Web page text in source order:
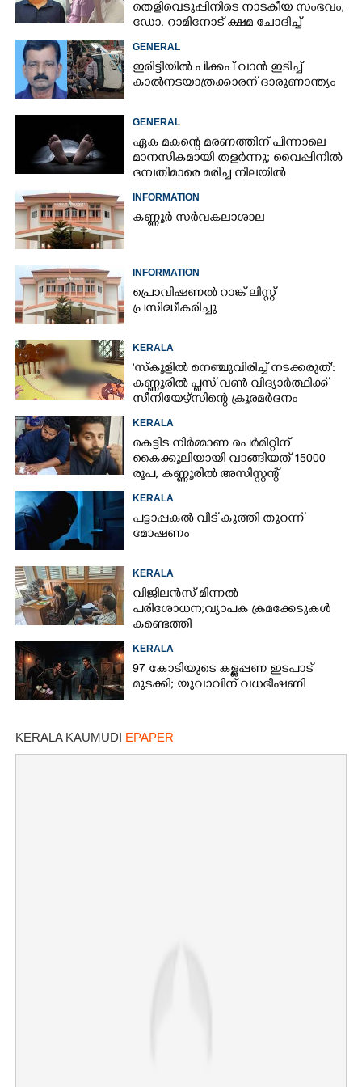
തെളിവെടുപ്പിനിടെ നാടകീയ സംഭവം,
ഡോ. റാമിനോട് ക്ഷമ ചോദിച്ച്
വിദ്യാർത്ഥികൾ
GENERAL
ഇരിട്ടിയിൽ പിക്കപ് വാൻ ഇടിച്ച്
കാൽനടയാത്രക്കാരന് ദാരുണാന്ത്യം
GENERAL
ഏക മകന്റെ മരണത്തിന് പിന്നാലെ
മാനസികമായി തളർന്നു; വൈപ്പിനിൽ
ദമ്പതിമാരെ മരിച്ച നിലയിൽ
കണ്ടെത്തി
INFORMATION
കണ്ണൂർ സർവകലാശാല
INFORMATION
പ്രൊവിഷണൽ റാങ്ക് ലിസ്റ്റ്
പ്രസിദ്ധീകരിച്ചു
KERALA
'സ്കൂളിൽ നെഞ്ചുവിരിച്ച് നടക്കരുത്':
കണ്ണൂരിൽ പ്ലസ് വൺ വിദ്യാർത്ഥിക്ക്
സീനിയേഴ്സിന്റെ ക്രൂരമർദനം
KERALA
കെട്ടിട നിർമ്മാണ പെർമിറ്റിന്
കൈക്കൂലിയായി വാങ്ങിയത് 15000
രൂപ,​ കണ്ണൂരിൽ അസിസ്റ്റന്റ്
എൻജിനീയർ പിടിയിൽ
KERALA
പട്ടാപ്പകൽ വീട് കുത്തി തുറന്ന്
മോഷണം
KERALA
വിജിലൻസ് മിന്നൽ
പരിശോധന; വ്യാപക ക്രമക്കേടുകൾ
കണ്ടെത്തി
KERALA
97 കോടിയുടെ കള്ളപ്പണ ഇടപാട്
മുടക്കി; യുവാവിന് വധഭീഷണി
KERALA KAUMUDI EPAPER